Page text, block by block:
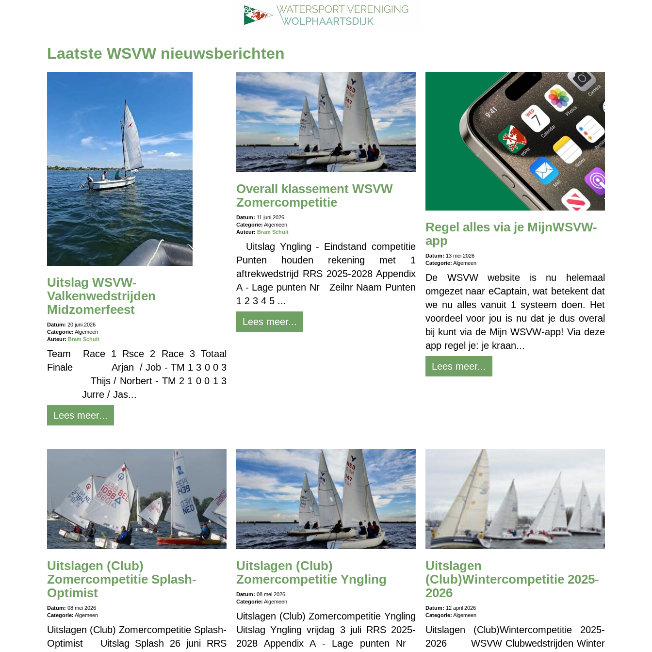
Laatste WSVW nieuwsberichten
Uitslag WSVW-
Valkenwedstrijden
Midzomerfeest
Datum: 20 juni 2026
Categorie: Algemeen
Auteur: Bram Schuit
Team Race 1 Rsce 2 Race 3 Totaal
Finale Arjan / Job - TM 1 3 0 0 3
Thijs / Norbert - TM 2 1 0 0 1 3
Jurre / Jas...
Lees meer...
Overall klassement WSVW
Zomercompetitie
Datum: 11 juni 2026
Categorie: Algemeen
Auteur: Bram Schuit
Uitslag Yngling - Eindstand competitie
Punten houden rekening met 1
aftrekwedstrijd RRS 2025-2028 Appendix
A - Lage punten Nr Zeilnr Naam Punten
1 2 3 4 5 ...
Lees meer...
Regel alles via je MijnWSVW-
app
Datum: 13 mei 2026
Categorie: Algemeen
De WSVW website is nu helemaal
omgezet naar eCaptain, wat betekent dat
we nu alles vanuit 1 systeem doen. Het
voordeel voor jou is nu dat je dus overal
bij kunt via de Mijn WSVW-app! Via deze
app regel je: je kraan...
Lees meer...
Uitslagen (Club)
Zomercompetitie Splash-
Optimist
Datum: 08 mei 2026
Categorie: Algemeen
Uitslagen (Club) Zomercompetitie Splash-
Optimist Uitslag Splash 26 juni RRS
Uitslagen (Club)
Zomercompetitie Yngling
Datum: 08 mei 2026
Categorie: Algemeen
Uitslagen (Club) Zomercompetitie Yngling
Uitslag Yngling vrijdag 3 juli RRS 2025-
2028 Appendix A - Lage punten Nr
Uitslagen
(Club)Wintercompetitie 2025-
2026
Datum: 12 april 2026
Categorie: Algemeen
Uitslagen (Club)Wintercompetitie 2025-
2026 WSVW Clubwedstrijden Winter